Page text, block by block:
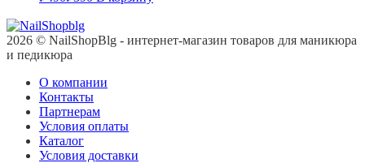
2026 © NailShopBlg - интернет-магазин товаров для маникюра
и педикюра
О компании
Контакты
Партнерам
Условия оплаты
Каталог
Условия доставки